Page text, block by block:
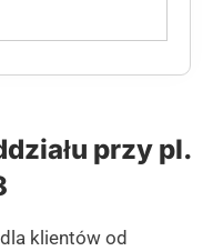
przy pl.
klientów od